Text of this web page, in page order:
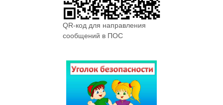
QR-код для направления
сообщений в ПОС